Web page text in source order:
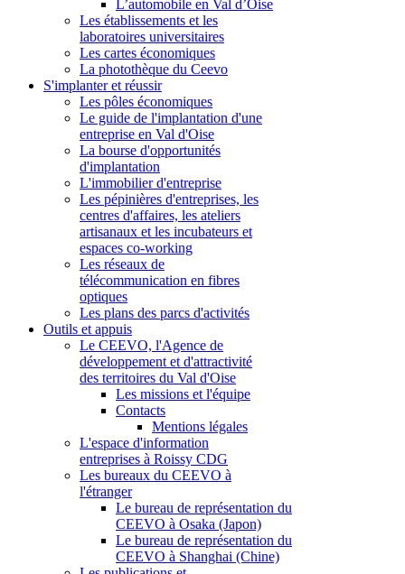
L’automobile en Val d’Oise
Les établissements et les
laboratoires universitaires
Les cartes économiques
La photothèque du Ceevo
S'implanter et réussir
Les pôles économiques
Le guide de l'implantation d'une
entreprise en Val d'Oise
La bourse d'opportunités
d'implantation
L'immobilier d'entreprise
Les pépinières d'entreprises, les
centres d'affaires, les ateliers
artisanaux et les incubateurs et
espaces co-working
Les réseaux de
télécommunication en fibres
optiques
Les plans des parcs d'activités
Outils et appuis
Le CEEVO, l'Agence de
développement et d'attractivité
des territoires du Val d'Oise
Les missions et l'équipe
Contacts
Mentions légales
L'espace d'information
entreprises à Roissy CDG
Les bureaux du CEEVO à
l'étranger
Le bureau de représentation du
CEEVO à Osaka (Japon)
Le bureau de représentation du
CEEVO à Shanghai (Chine)